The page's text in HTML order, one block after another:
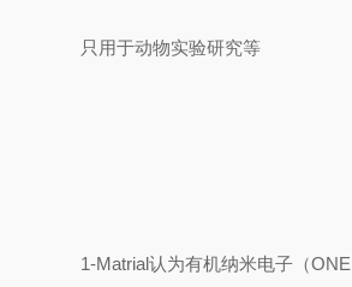
只用于动物实验研究等
1-Matrial认为有机纳米电子（ONE